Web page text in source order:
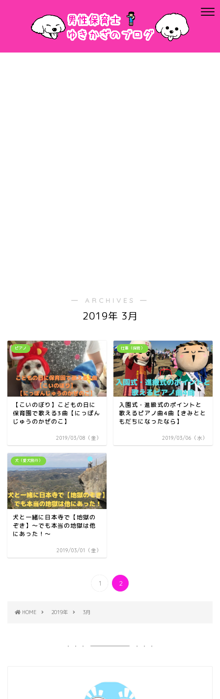
― ARCHIVES ―
2019年 3月
ピアノ
【こいのぼり】こどもの日に
保育園で歌える3曲【にっぽん
じゅうのかぜのこ】
2019/03/08（金）
仕事（保育）
入園式・進級式のポイントと
歌えるピアノ曲4曲【きみとと
もだちになったなら】
2019/03/06（水）
犬（愛犬旅行）
犬と一緒に日本寺で【地獄の
ぞき】～でも本当の地獄は他
にあった！～
2019/03/01（金）
1 2
HOME 2019年 3月